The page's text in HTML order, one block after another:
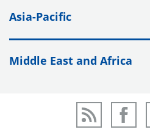
Asia-Pacific
Middle East and Africa